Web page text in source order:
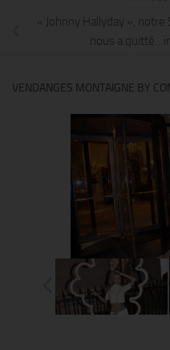
« Johnny Hallyday »,
nous a
VENDANGES MONTAIGNE BY